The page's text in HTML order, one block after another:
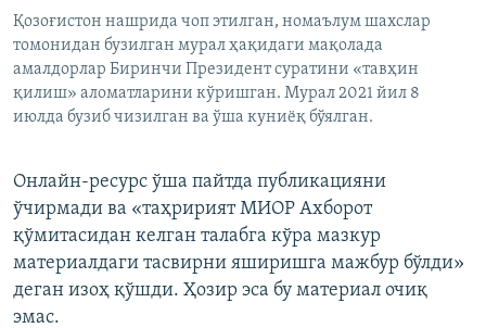
Қозоғистон нашрида чоп этилган, номаълум шахслар
томонидан бузилган мурал ҳақидаги мақолада
амалдорлар Биринчи Президент суратини «тавҳин
қилиш» аломатларини кўришган. Мурал 2021 йил 8
июлда бузиб чизилган ва ўша куниёқ бўялган.
Онлайн-ресурс ўша пайтда публикацияни
ўчирмади ва «таҳририят МИОР Ахборот
қўмитасидан келган талабга кўра мазкур
материалдаги тасвирни яширишга мажбур бўлди»
деган изоҳ қўшди. Ҳозир эса бу материал очиқ
эмас.